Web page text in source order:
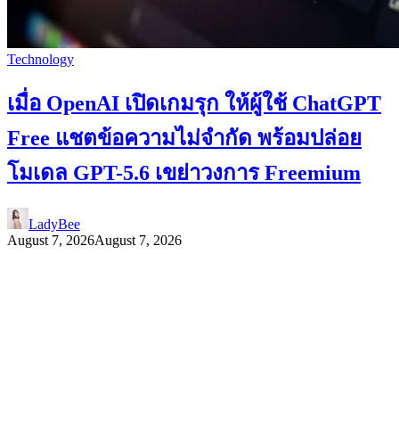
Technology
เมื่อ OpenAI เปิดเกมรุก ให้ผู้ใช้ ChatGPT
Free แชตข้อความไม่จำกัด พร้อมปล่อย
โมเดล GPT-5.6 เขย่าวงการ Freemium
LadyBee
August 7, 2026August 7, 2026